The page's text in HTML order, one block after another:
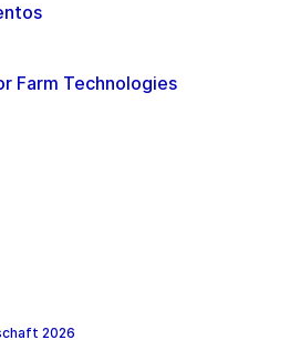
Farm Technologies
2026